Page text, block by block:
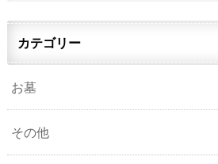
カテゴリー
お墓
その他